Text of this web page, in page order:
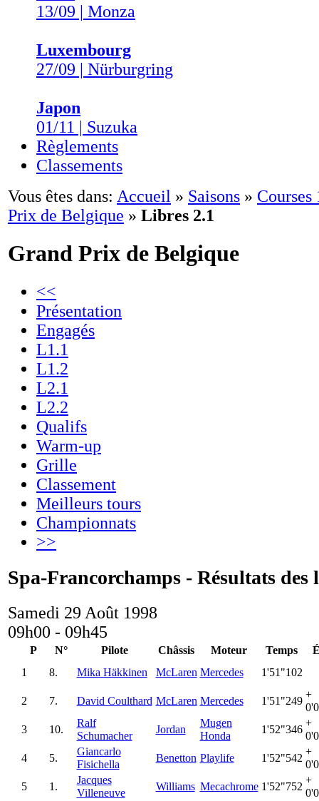
13/09 | Monza
Luxembourg
27/09 | Nürburgring
Japon
01/11 | Suzuka
Règlements
Classements
Vous êtes dans: Accueil » Saisons » Courses
Prix de Belgique » Libres 2.1
Grand Prix de Belgique
<<
Présentation
Engagés
L1.1
L1.2
L2.1
L2.2
Qualifs
Warm-up
Grille
Classement
Meilleurs tours
Championnats
>>
Spa-Francorchamps - Résultats des
Samedi 29 Août 1998
09h00 - 09h45
P N° Pilote Châssis Moteur Temps
1
8. Mika Häkkinen McLaren Mercedes 1'51"102
2 7. David Coulthard McLaren Mercedes 1'51"249
+
3
10.
Ralf
Schumacher
Jordan
Mugen
Honda
1'52"346
+
4
5.
Giancarlo
Fisichella
Benetton Playlife 1'52"542
+
5
1.
Jacques
Villeneuve
Williams Mecachrome 1'52"752
+